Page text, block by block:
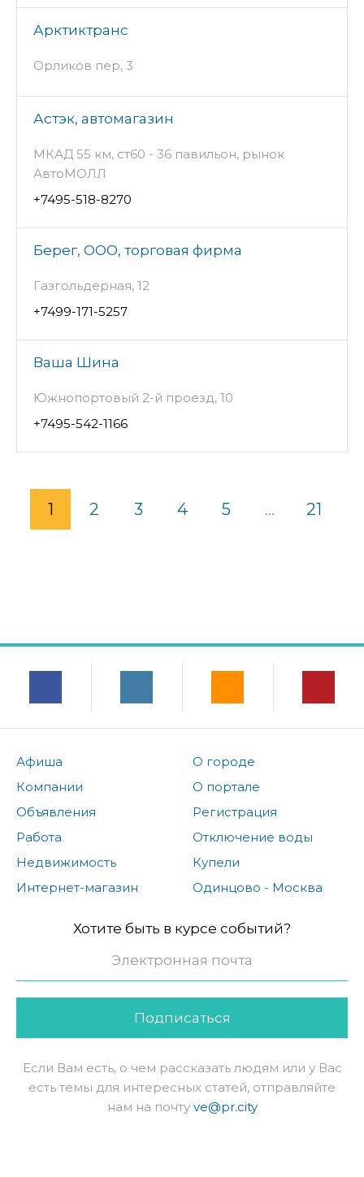
Арктиктранс
Орликов пер, 3
Астэк, автомагазин
МКАД 55 км, ст60 - 36 павильон, рынок
АвтоМОЛЛ
+7495-518-8270
Берег, ООО, торговая фирма
Газгольдерная, 12
+7499-171-5257
Ваша Шина
Южнопортовый 2-й проезд, 10
+7495-542-1166
1 2 3 4 5 ... 21
Афиша
Компании
Объявления
Работа
Недвижимость
Интернет-магазин
О городе
О портале
Регистрация
Отключение воды
Купели
Одинцово - Москва
Хотите быть в курсе событий?
Подписаться
Если Вам есть, о чем рассказать людям или у Вас
есть темы для интересных статей, отправляйте
нам на почту ve@pr.city